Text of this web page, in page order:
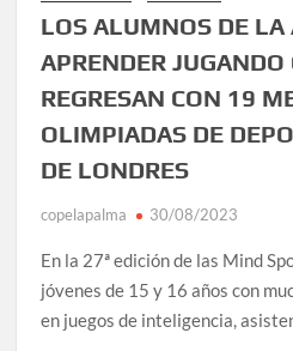
LOS ALUMNOS DE LA
APRENDER JUGANDO
REGRESAN CON 19
OLIMPIADAS DE
DE LONDRES
copelapalma 30/08/2023
En la 27ª edición de las Mind
jóvenes de 15 y 16 años con
en juegos de inteligencia,